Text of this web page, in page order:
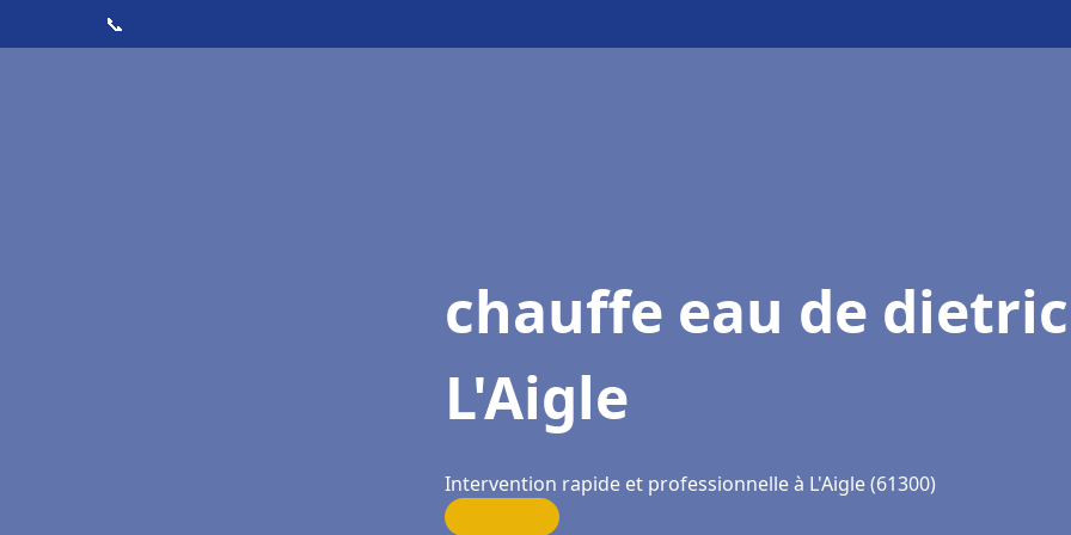
📞
chauffe eau de
L'Aigle
Intervention rapide et professionnelle à L'Aigle (61300)